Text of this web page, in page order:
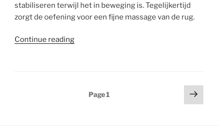
stabiliseren terwijl het in beweging is. Tegelijkertijd
zorgt de oefening voor een fijne massage van de rug.
Continue reading“Kerst-
(Christmas)
Page1
Next
page